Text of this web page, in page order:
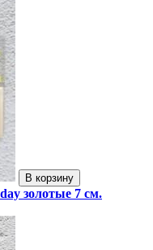
В корзину
золотые 7 см.